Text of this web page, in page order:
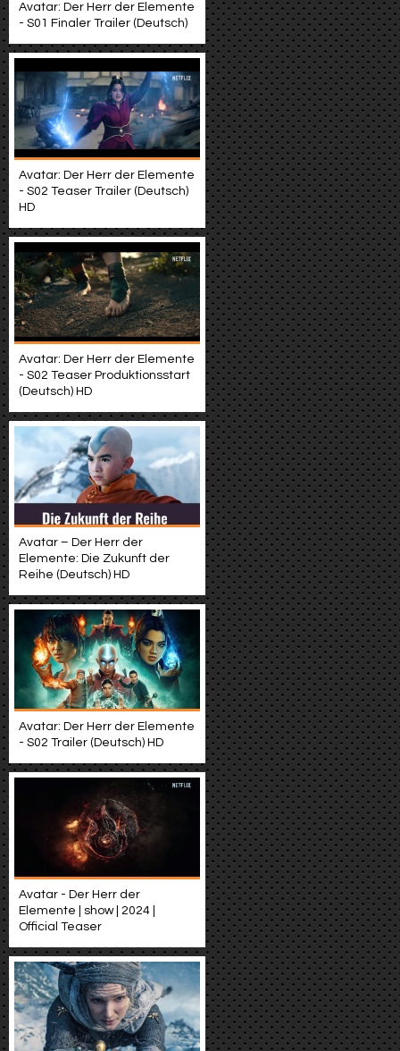
Avatar: Der Herr der Elemente
- S01 Finaler Trailer (Deutsch)
Avatar: Der Herr der Elemente
- S02 Teaser Trailer (Deutsch)
HD
Avatar: Der Herr der Elemente
- S02 Teaser Produktionsstart
(Deutsch) HD
Avatar – Der Herr der
Elemente: Die Zukunft der
Reihe (Deutsch) HD
Avatar: Der Herr der Elemente
- S02 Trailer (Deutsch) HD
Avatar - Der Herr der
Elemente | show | 2024 |
Official Teaser